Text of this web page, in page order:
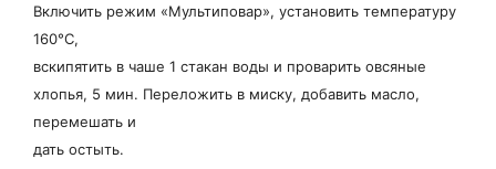
Включить режим «Мультиповар», установить температуру
160°С,
вскипятить в чаше 1 стакан воды и проварить овсяные
хлопья, 5 мин. Переложить в миску, добавить масло,
перемешать и
дать остыть.